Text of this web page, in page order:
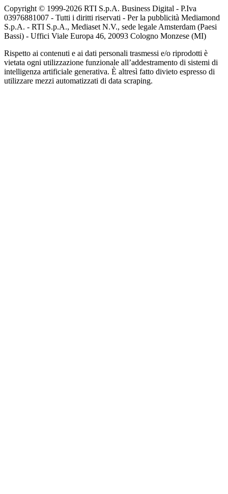
Copyright © 1999-2026 RTI S.p.A. Business Digital - P.Iva
03976881007 - Tutti i diritti riservati - Per la pubblicità Mediamond
S.p.A. - RTI S.p.A., Mediaset N.V., sede legale Amsterdam (Paesi
Bassi) - Uffici Viale Europa 46, 20093 Cologno Monzese (MI)
Rispetto ai contenuti e ai dati personali trasmessi e/o riprodotti è
vietata ogni utilizzazione funzionale all’addestramento di sistemi di
intelligenza artificiale generativa. È altresì fatto divieto espresso di
utilizzare mezzi automatizzati di data scraping.